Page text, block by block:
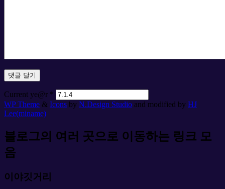
Current ye@r *
WP Theme & Icons by N.Design Studio and modified by HJ
Lee(miname)
블로그의 여러 곳으로 이동하는 링크 모
음
이야깃거리